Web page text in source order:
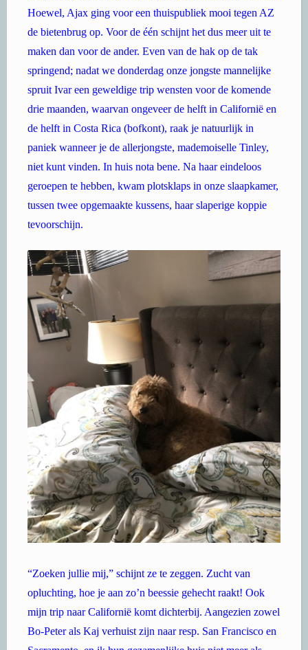
Hoewel, Ajax ging voor een thuispubliek mooi tegen AZ
de bietenbrug op. Voor de één schijnt het dus meer uit te
maken dan voor de ander. Even van de hak op de tak
springend; nadat we donderdag onze jongste mannelijke
spruit Ivar een geweldige trip wensten voor de komende
drie maanden, waarvan ongeveer de helft in Californië en
de helft in Costa Rica (bofkont), raak je natuurlijk in
paniek wanneer je de allerjongste, mademoiselle Tinley,
niet kunt vinden. In huis nota bene. Na haar eindeloos
geroepen te hebben, kwam plotsklaps in onze slaapkamer,
tussen twee opgemaakte kussens, haar slaperige koppie
tevoorschijn.
“Zoeken jullie mij,” schijnt ze te zeggen. Zucht van
opluchting, hoe je aan zo’n beessie gehecht raakt! Ook
mijn trip naar Californië komt dichterbij. Aangezien zowel
Bo-Peter als Kaj verhuist zijn naar resp. San Francisco en